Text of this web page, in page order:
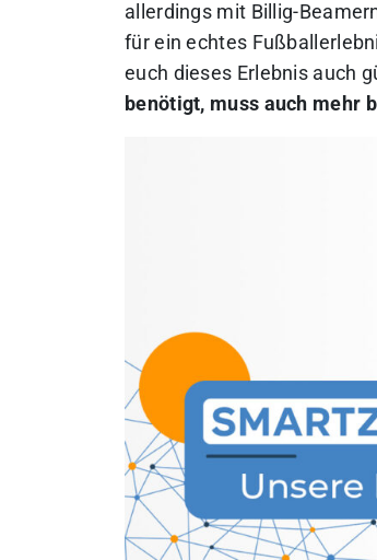
allerdings mit Billig-
für ein echtes
euch dieses Erlebnis auch
benötigt, muss auch mehr